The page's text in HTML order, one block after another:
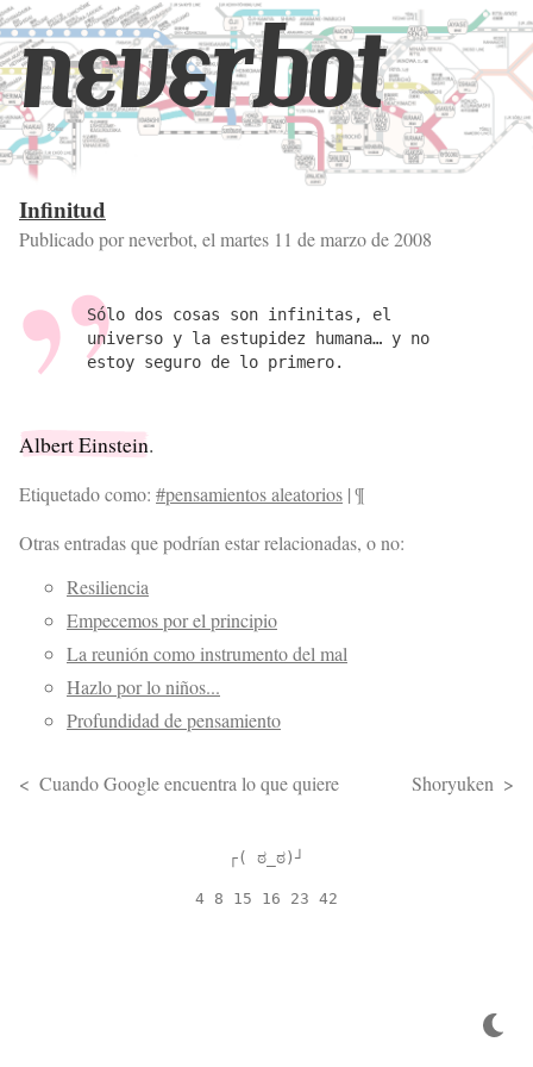
neverbot
Infinitud
Publicado por neverbot, el martes 11 de marzo de 2008
Sólo dos cosas son infinitas, el
universo y la estupidez humana… y no
estoy seguro de lo primero.
Albert Einstein.
Etiquetado como: #pensamientos aleatorios |¶
Otras entradas que podrían estar relacionadas, o no:
Resiliencia
Empecemos por el principio
La reunión como instrumento del mal
Hazlo por lo niños...
Profundidad de pensamiento
Cuando Google encuentra lo que quiere Shoryuken
┌( ಠ_ಠ)┘
4 8 15 16 23 42